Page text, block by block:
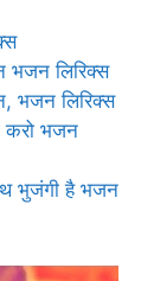
भजन लिरिक्स
भजन लिरिक्स
करो भजन
भुजंगी है भजन